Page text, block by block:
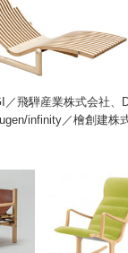
／飛騨産業株式会社
infinity／檜創建株